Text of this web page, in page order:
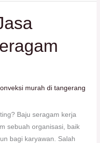
murah di tangerang
Baju seragam kerja
sebuah organisasi, baik
bagi karyawan. Salah